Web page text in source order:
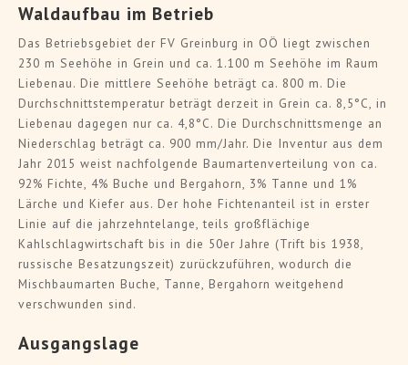
Waldaufbau im Betrieb
Das Betriebsgebiet der FV Greinburg in OÖ liegt zwischen
230 m Seehöhe in Grein und ca. 1.100 m Seehöhe im Raum
Liebenau. Die mittlere Seehöhe beträgt ca. 800 m. Die
Durchschnittstemperatur beträgt derzeit in Grein ca. 8,5°C, in
Liebenau dagegen nur ca. 4,8°C. Die Durchschnittsmenge an
Niederschlag beträgt ca. 900 mm/Jahr. Die Inventur aus dem
Jahr 2015 weist nachfolgende Baumartenverteilung von ca.
92% Fichte, 4% Buche und Bergahorn, 3% Tanne und 1%
Lärche und Kiefer aus. Der hohe Fichtenanteil ist in erster
Linie auf die jahrzehntelange, teils großflächige
Kahlschlagwirtschaft bis in die 50er Jahre (Trift bis 1938,
russische Besatzungszeit) zurückzuführen, wodurch die
Mischbaumarten Buche, Tanne, Bergahorn weitgehend
verschwunden sind.
Ausgangslage